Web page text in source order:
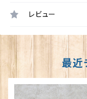
レビュー
最近